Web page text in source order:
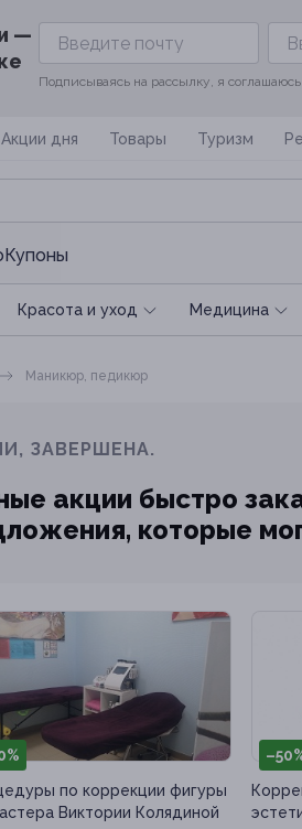
—
Подписываясь на рассылку, я
Акции дня Товары Туризм
Красота и уход Медицина
Маникюр, педикюр
ЗАВЕРШЕНА.
акции быстро
которые
по коррекции фигуры
Виктории Колядиной